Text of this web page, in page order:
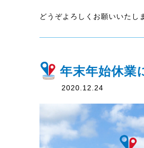
どうぞよろしくお願いいたし
年末年始休業
2020.12.24